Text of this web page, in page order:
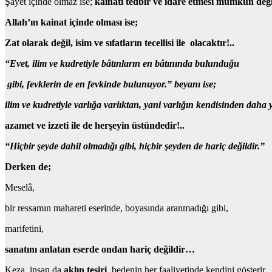
Allah’ın kainat içinde olması ise;
Zat olarak değil, isim ve sıfatların tecellisi ile olacaktır!..
“Evet, ilim ve kudretiyle bâtınların en bâtınında bulunduğu
gibi, fevklerin de en fevkinde bulunuyor.” beyanı ise;
ilim ve kudretiyle varlığa varlıktan, yani varlığın kendisinden daha
azamet ve izzeti ile de herşeyin üstündedir!..
“Hiçbir şeyde dahil olmadığı gibi, hiçbir şeyden de hariç değildir.”
Derken de;
Meselâ,
bir ressamın mahareti eserinde, boyasında aranmadığı gibi,
marifetini,
sanatını anlatan eserde ondan hariç değildir…